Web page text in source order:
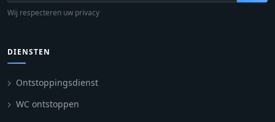
Wij respecteren uw privacy
DIENSTEN
Ontstoppingsdienst
WC ontstoppen